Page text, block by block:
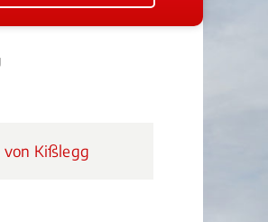
von Kißlegg